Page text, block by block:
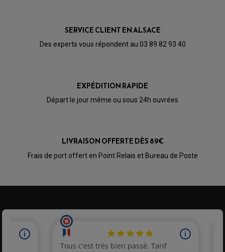
PARTIE CYCLE QUAD
CÂBLE ACCÉLÉRATEUR / EMBRAYAGE / STARTER
LEVIER DE FREIN ET D'EMBRAYAGE
ROTULE DE DIRECTION
ROTULE DE TRIANGLE
ÉCHAPPEMENT CROSS ENDURO
ACCESSOIRES ÉCHAPPEMENT
ÉCHAPPEMENT & SILENCIEUX FMF
SERVICE CLIENT EN ALSACE
Des experts vous répondent au 03 89 82 93 40
EXPÉDITION RAPIDE
Départ le jour même ou sous 24h ouvrées
LIVRAISON OFFERTE DÈS 89€
Frais de port offert en Point Relais et Bureau de Poste